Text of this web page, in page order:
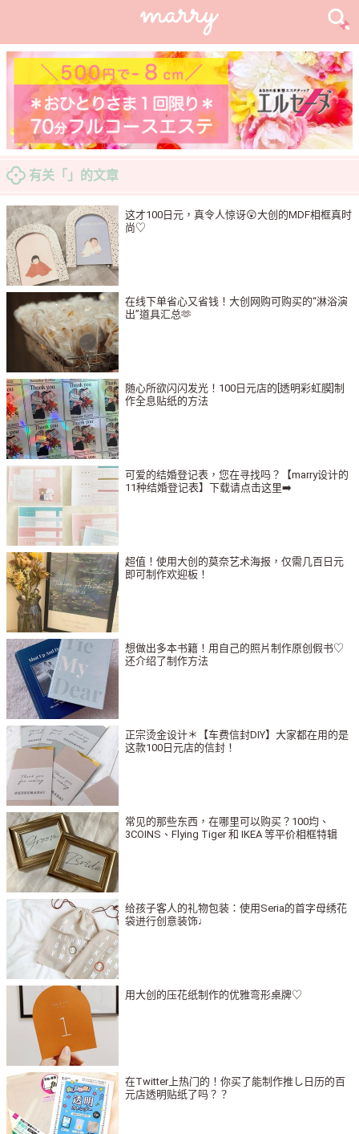
有关「」的文章
这才100日元，真令人惊讶😲大创的MDF相框真时
尚♡
在线下单省心又省钱！大创网购可购买的“淋浴演
出”道具汇总🫶
随心所欲闪闪发光！100日元店的[透明彩虹膜]制
作全息贴纸的方法
可爱的结婚登记表，您在寻找吗？【marry设计的
11种结婚登记表】下载请点击这里➡️
超值！使用大创的莫奈艺术海报，仅需几百日元
即可制作欢迎板！
想做出多本书籍！用自己的照片制作原创假书♡
还介绍了制作方法
正宗烫金设计＊【车费信封DIY】大家都在用的是
这款100日元店的信封！
常见的那些东西，在哪里可以购买？100均、
3COINS、Flying Tiger 和 IKEA 等平价相框特辑
给孩子客人的礼物包装：使用Seria的首字母绣花
袋进行创意装饰♩
用大创的压花纸制作的优雅弯形桌牌♡
在Twitter上热门的！你买了能制作推し日历的百
元店透明贴纸了吗？？